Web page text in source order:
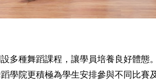
多種舞蹈課程，讓學員培養良好體態
學院更積極為學生安排參與不同比賽